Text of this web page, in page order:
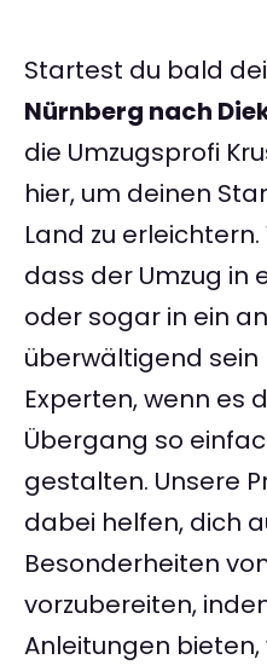
Startest du bald
Nürnberg nach
die Umzugsprofi
hier, um deinen
Land zu
dass der Umzug in
oder sogar in ein
überwältigend sein
Experten, wenn es
Übergang so
gestalten. Unsere
dabei helfen, dich
Besonderheiten
vorzubereiten,
Anleitungen